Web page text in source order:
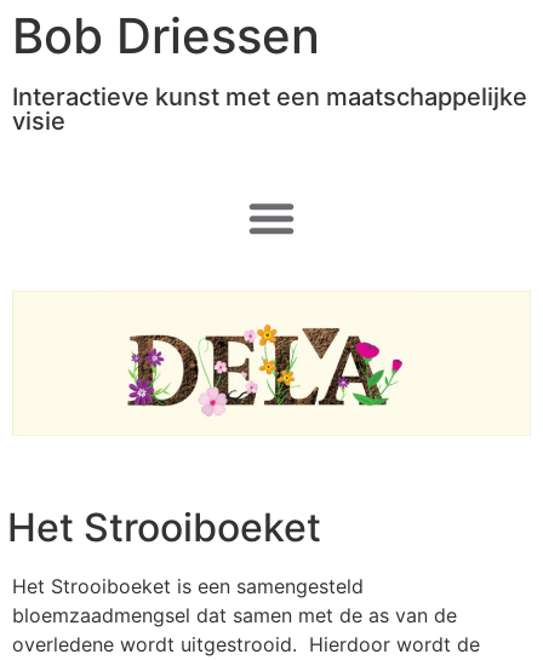
Bob Driessen
Interactieve kunst met een maatschappelijke
visie
Het Strooiboeket
Het Strooiboeket is een samengesteld
bloemzaadmengsel dat samen met de as van de
overledene wordt uitgestrooid. Hierdoor wordt de